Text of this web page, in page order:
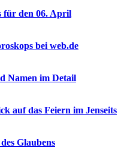
für den 06. April
bei web.de
Namen im Detail
auf das Feiern im Jenseits
Glaubens